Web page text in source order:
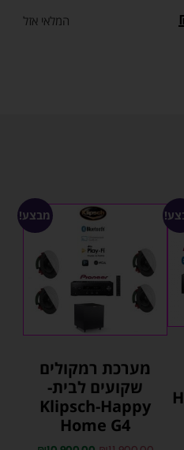
המלאי אזל
מבצע!
מערכת רמקולים
שקועים לבית-
Klipsch-Happy
Home G4